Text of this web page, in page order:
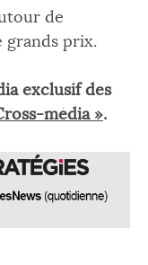
de
grands prix.
exclusif des
média ».